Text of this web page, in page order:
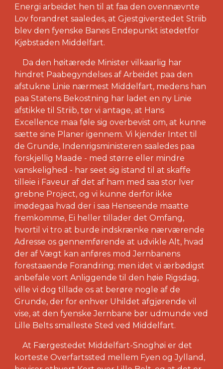
Energi arbeidet hen til at faa den ovennævnte
Lov forandret saaledes, at Gjestgiverstedet Striib
blev den fyenske Banes Endepunkt istedetfor
Kjøbstaden Middelfart.
Da den høitærede Minister vilkaarlig har
hindret Paabegyndelses af Arbeidet paa den
afstukne Linie nærmest Middelfart, medens han
paa Statens Bekostning har ladet en ny Linie
afstikke til Striib, tør vi antage, at Hans
Excellence maa føle sig overbevist om, at kunne
sætte sine Planer igennem. Vi kjender Intet til
de Grunde, Indenrigsministeren saaledes paa
forskjellig Maade - med større eller mindre
vanskelighed - har seet sig istand til at skaffe
tilleie i Faveur af det af ham med saa stor Iver
grebne Project, og vi kunne derfor ikke
imødegaa hvad der i saa Henseende maatte
fremkomme, Ei heller tillader det Omfang,
hvortil vi tro at burde indskrænke nærværende
Adresse os gennemførende at udvikle Alt, hvad
der af Vægt kan anføres mod Jernbanens
forestaaende Forandring; men idet vi ærbødigst
anbefale vort Anliggende til den høie Rigsdag,
ville vi dog tillade os at berøre nogle af de
Grunde, der for enhver Uhildet afgjørende vil
vise, at den fyenske Jernbane bør udmunde ved
Lille Belts smalleste Sted ved Middelfart.
At Færgestedet Middelfart-Snoghøi er det
korteste Overfartssted mellem Fyen og Jylland,